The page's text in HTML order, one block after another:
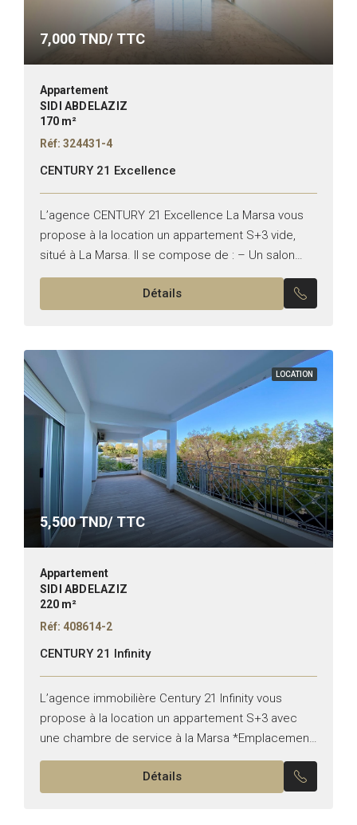
7,000TND/ TTC
Appartement
SIDI ABDELAZIZ
170 m²
Réf: 324431-4
CENTURY 21 Excellence
L’agence CENTURY 21 Excellence La Marsa vous
propose à la location un appartement S+3 vide,
situé à La Marsa. Il se compose de : – Un salon
ouvrant sur une terrasse offrant...
Détails
LOCATION
5,500TND/ TTC
Appartement
SIDI ABDELAZIZ
220 m²
Réf: 408614-2
CENTURY 21 Infinity
L’agence immobilière Century 21 Infinity vous
propose à la location un appartement S+3 avec
une chambre de service à la Marsa *Emplacement:
La Marsa *Typologie: S+3 *État: vide Il est
Détails